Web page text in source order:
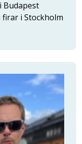
Budapest
i Stockholm